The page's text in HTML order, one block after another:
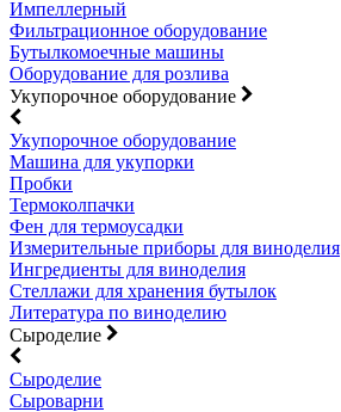
Импеллерный
Фильтрационное оборудование
Бутылкомоечные машины
Оборудование для розлива
Укупорочное оборудование
Укупорочное оборудование
Машина для укупорки
Пробки
Термоколпачки
Фен для термоусадки
Измерительные приборы для виноделия
Ингредиенты для виноделия
Стеллажи для хранения бутылок
Литература по виноделию
Сыроделие
Сыроделие
Сыроварни